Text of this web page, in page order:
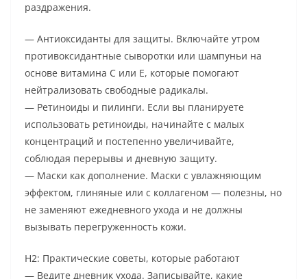
раздражения.
— Антиоксиданты для защиты. Включайте утром
противоксидантные сыворотки или шампуньи на
основе витамина C или E, которые помогают
нейтрализовать свободные радикалы.
— Ретиноиды и пилинги. Если вы планируете
использовать ретиноиды, начинайте с малых
концентраций и постепенно увеличивайте,
соблюдая перерывы и дневную защиту.
— Маски как дополнение. Маски с увлажняющим
эффектом, глиняные или с коллагеном — полезны, но
не заменяют ежедневного ухода и не должны
вызывать перегруженность кожи.
H2: Практические советы, которые работают
— Ведите дневник ухода. Записывайте, какие